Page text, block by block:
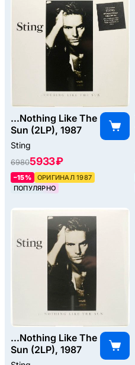
...Nothing Like The
Sun (2LP), 1987
Sting
69805933 ₽
–15%
ОРИГИНАЛ 1987
ПОПУЛЯРНО
...Nothing Like The
Sun (2LP), 1987